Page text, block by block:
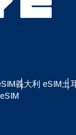
義大利 eSIM土